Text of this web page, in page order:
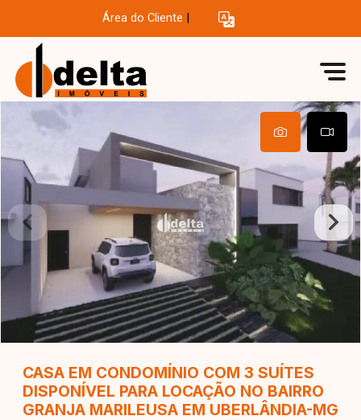
Área do Cliente
CASA EM CONDOMÍNIO COM 3 SUÍTES
DISPONÍVEL PARA LOCAÇÃO NO BAIRRO
GRANJA MARILEUSA EM UBERLÂNDIA-MG